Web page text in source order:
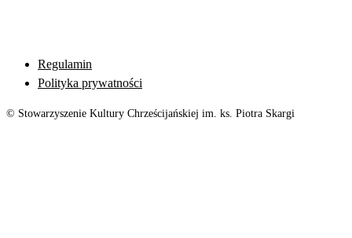
Regulamin
Polityka prywatności
© Stowarzyszenie Kultury Chrześcijańskiej im. ks. Piotra Skargi